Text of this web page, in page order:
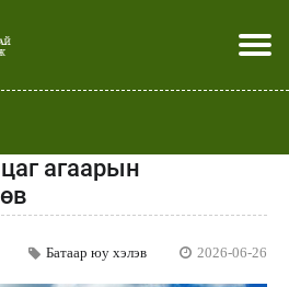
Эхлэл
Улс төр
Нийгэм
засаг
Дэлхий
Спорт
Шар
юу хэлэв
мэдээллээр
агаарын
Батаар юу хэлэв 2026-06-26